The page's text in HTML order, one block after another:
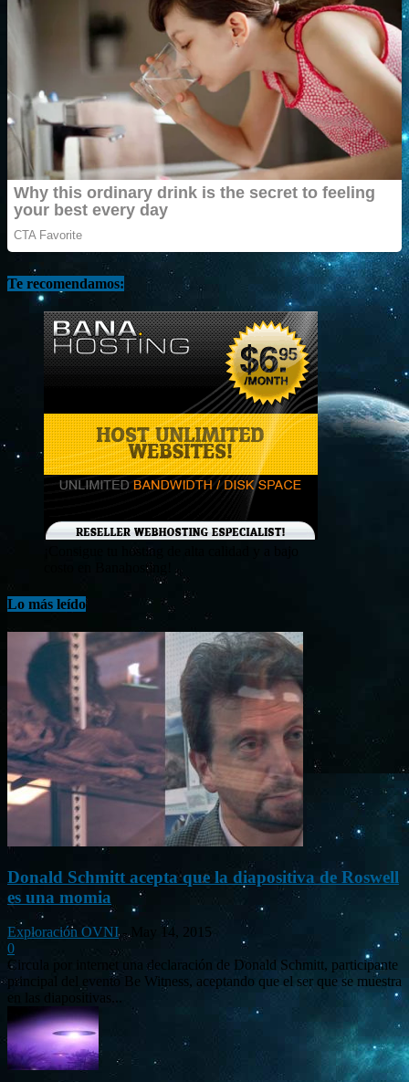
Te recomendamos:
¡Consigue tu hosting de alta calidad y a bajo
costo en Banahosting!
Lo más leído
Donald Schmitt acepta que la diapositiva de Roswell
es una momia
Exploración OVNI -
May 14, 2015
0
Circula por internet una declaración de Donald Schmitt, participante
principal del evento Be Witness, aceptando que el ser que se muestra
en las diapositivas...